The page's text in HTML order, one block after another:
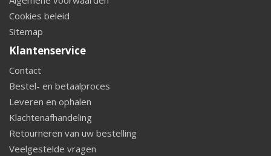
Cookies beleid
Sitemap
Klantenservice
Contact
Bestel- en betaalproces
Leveren en ophalen
Klachtenafhandeling
Retourneren van uw bestelling
Veelgestelde vragen